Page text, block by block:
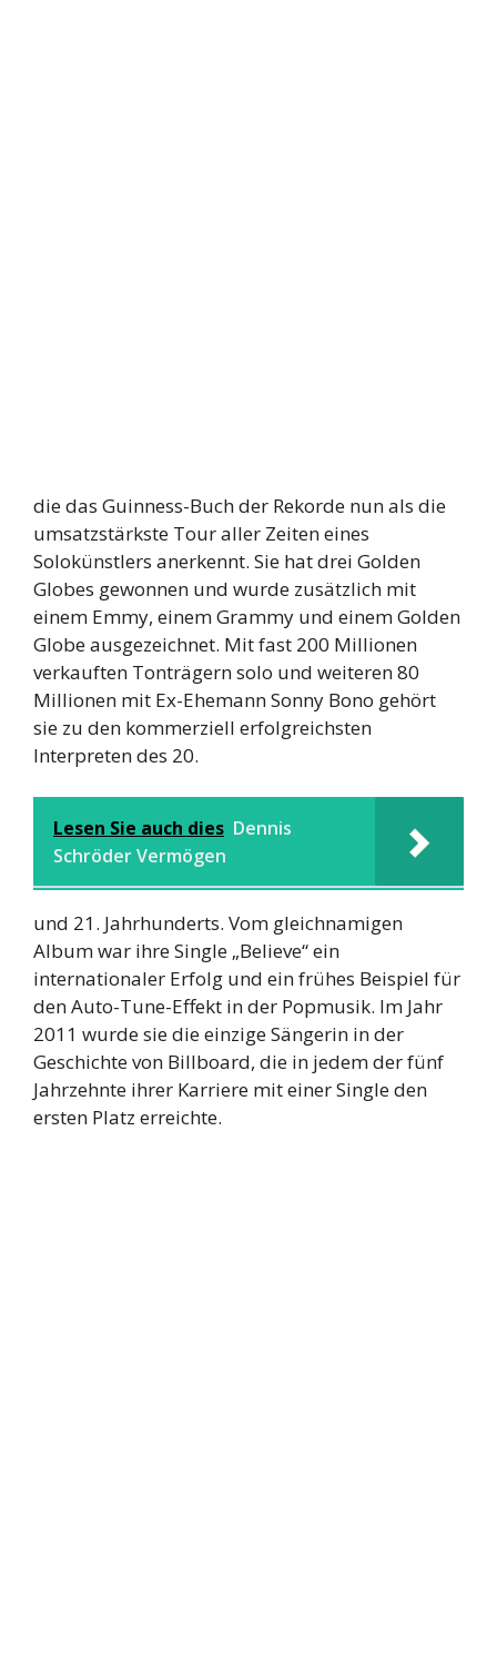
die das Guinness-Buch der Rekorde nun als die
umsatzstärkste Tour aller Zeiten eines
Solokünstlers anerkennt. Sie hat drei Golden
Globes gewonnen und wurde zusätzlich mit
einem Emmy, einem Grammy und einem Golden
Globe ausgezeichnet. Mit fast 200 Millionen
verkauften Tonträgern solo und weiteren 80
Millionen mit Ex-Ehemann Sonny Bono gehört
sie zu den kommerziell erfolgreichsten
Interpreten des 20.
Lesen Sie auch dies Dennis
Schröder Vermögen
und 21. Jahrhunderts. Vom gleichnamigen
Album war ihre Single „Believe“ ein
internationaler Erfolg und ein frühes Beispiel für
den Auto-Tune-Effekt in der Popmusik. Im Jahr
2011 wurde sie die einzige Sängerin in der
Geschichte von Billboard, die in jedem der fünf
Jahrzehnte ihrer Karriere mit einer Single den
ersten Platz erreichte.